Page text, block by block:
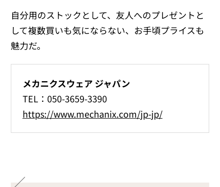
自分用のストックとして、友人へのプレゼントと
して複数買いも気にならない、お手頃プライスも
魅力だ。
メカニクスウェア ジャパン
TEL：050-3659-3390
https://www.mechanix.com/jp-jp/